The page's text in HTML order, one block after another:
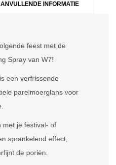
INFORMATIE
feest met de
Spray van W7!
is een verfrissende
parelmoerglans voor
met je festival- of
sprankelend effect,
de poriën.